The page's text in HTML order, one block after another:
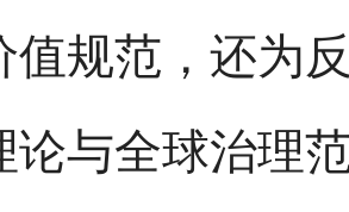
值规范，还为
论与全球治理